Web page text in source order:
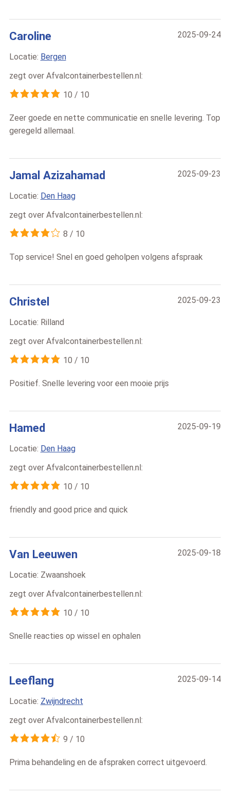
2025-09-24
Caroline
Locatie: Bergen
zegt over Afvalcontainerbestellen.nl :
10 / 10
Zeer goede en nette communicatie en snelle levering. Top
geregeld allemaal.
2025-09-23
Jamal Azizahamad
Locatie: Den Haag
zegt over Afvalcontainerbestellen.nl :
8 / 10
Top service! Snel en goed geholpen volgens afspraak
2025-09-23
Christel
Locatie: Rilland
zegt over Afvalcontainerbestellen.nl:
10 / 10
Positief. Snelle levering voor een mooie prijs
2025-09-19
Hamed
Locatie: Den Haag
zegt over Afvalcontainerbestellen.nl:
10 / 10
friendly and good price and quick
2025-09-18
Van Leeuwen
Locatie: Zwaanshoek
zegt over Afvalcontainerbestellen.nl:
10 / 10
Snelle reacties op wissel en ophalen
2025-09-14
Leeflang
Locatie: Zwijndrecht
zegt over Afvalcontainerbestellen.nl:
9 / 10
Prima behandeling en de afspraken correct uitgevoerd.